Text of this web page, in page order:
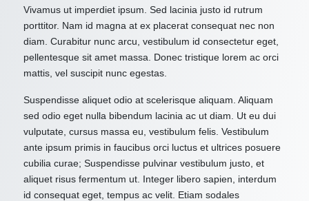
Vivamus ut imperdiet ipsum. Sed lacinia justo id rutrum
porttitor. Nam id magna at ex placerat consequat nec non
diam. Curabitur nunc arcu, vestibulum id consectetur eget,
pellentesque sit amet massa. Donec tristique lorem ac orci
mattis, vel suscipit nunc egestas.
Suspendisse aliquet odio at scelerisque aliquam. Aliquam
sed odio eget nulla bibendum lacinia ac ut diam. Ut eu dui
vulputate, cursus massa eu, vestibulum felis. Vestibulum
ante ipsum primis in faucibus orci luctus et ultrices posuere
cubilia curae; Suspendisse pulvinar vestibulum justo, et
aliquet risus fermentum ut. Integer libero sapien, interdum
id consequat eget, tempus ac velit. Etiam sodales